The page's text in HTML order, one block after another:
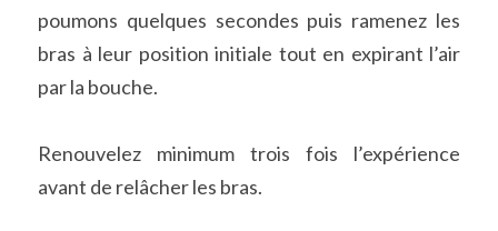
poumons quelques secondes puis ramenez les
bras à leur position initiale tout en expirant l’air
par la bouche.
Renouvelez minimum trois fois l’expérience
avant de relâcher les bras.